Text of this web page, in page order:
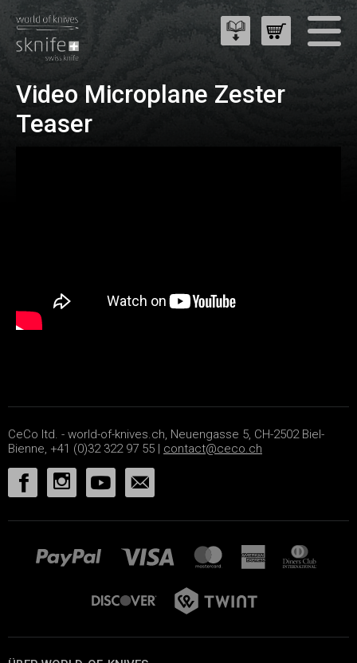
Video Microplane Zester
Teaser
CeCo ltd. - world-of-knives.ch, Neuengasse 5, CH-2502 Biel-
Bienne, +41 (0)32 322 97 55 | contact@ceco.ch